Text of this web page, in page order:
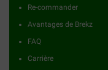
Re-commander
Avantages de Brekz
FAQ
Carrière